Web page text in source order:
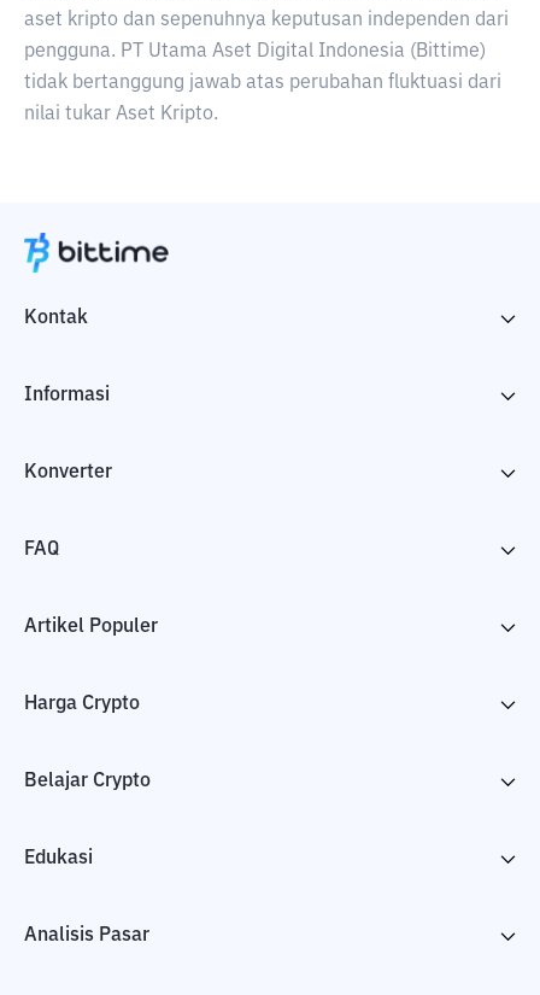
aset kripto dan sepenuhnya keputusan independen dari
pengguna. PT Utama Aset Digital Indonesia (Bittime)
tidak bertanggung jawab atas perubahan fluktuasi dari
nilai tukar Aset Kripto.
Kontak
Informasi
Konverter
FAQ
Artikel Populer
Harga Crypto
Belajar Crypto
Edukasi
Analisis Pasar